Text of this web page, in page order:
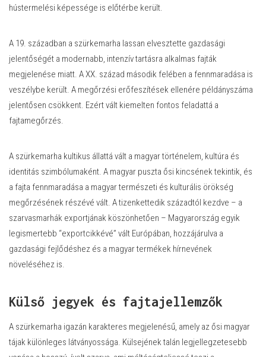
hústermelési képessége is előtérbe került.
A 19. században a szürkemarha lassan elvesztette gazdasági
jelentőségét a modernabb, intenzív tartásra alkalmas fajták
megjelenése miatt. A XX. század második felében a fennmaradása is
veszélybe került. A megőrzési erőfeszítések ellenére példányszáma
jelentősen csökkent. Ezért vált kiemelten fontos feladattá a
fajtamegőrzés.
A szürkemarha kultikus állattá vált a magyar történelem, kultúra és
identitás szimbólumaként. A magyar puszta ősi kincsének tekintik, és
a fajta fennmaradása a magyar természeti és kulturális örökség
megőrzésének részévé vált. A tizenkettedik századtól kezdve – a
szarvasmarhák exportjának köszönhetően – Magyarország egyik
legismertebb “exportcikkévé” vált Európában, hozzájárulva a
gazdasági fejlődéshez és a magyar termékek hírnevének
növeléséhez is.
Külső jegyek és fajtajellemzők
A szürkemarha igazán karakteres megjelenésű, amely az ősi magyar
tájak különleges látványossága. Külsejének talán legjellegzetesebb